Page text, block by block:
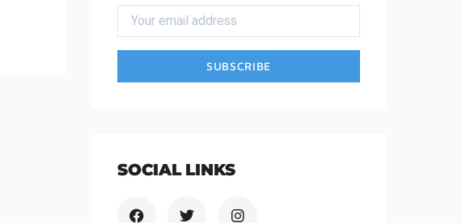
SOCIAL LINKS